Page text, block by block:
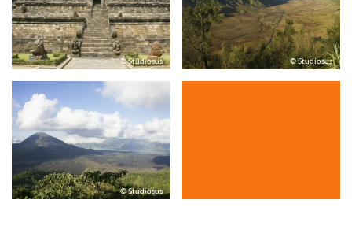
© Studiosus © Studiosus
© Studiosus